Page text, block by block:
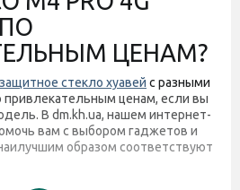
ЦЕНАМ?
защитное стекло хуавей с разными
привлекательным ценам, если вы
В dm.kh.ua, нашем интернет-
вам с выбором гаджетов и
образом соответствуют